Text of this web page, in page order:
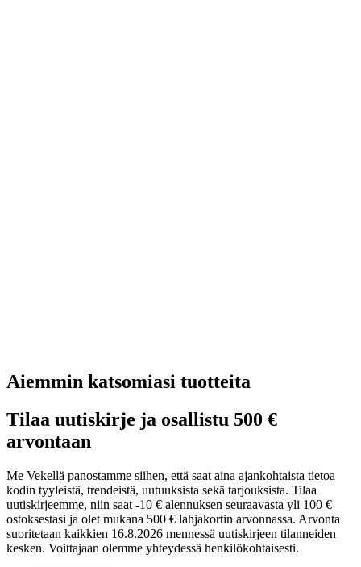
Aiemmin katsomiasi tuotteita
Tilaa uutiskirje ja osallistu 500 €
arvontaan
Me Vekellä panostamme siihen, että saat aina ajankohtaista tietoa
kodin tyyleistä, trendeistä, uutuuksista sekä tarjouksista. Tilaa
uutiskirjeemme, niin saat -10 € alennuksen seuraavasta yli 100 €
ostoksestasi ja olet mukana 500 € lahjakortin arvonnassa. Arvonta
suoritetaan kaikkien 16.8.2026 mennessä uutiskirjeen tilanneiden
kesken. Voittajaan olemme yhteydessä henkilökohtaisesti.